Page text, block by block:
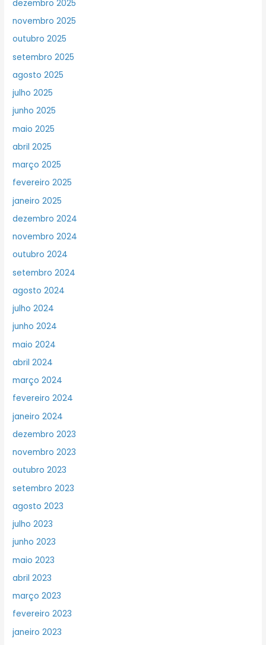
dezembro 2025
novembro 2025
outubro 2025
setembro 2025
agosto 2025
julho 2025
junho 2025
maio 2025
abril 2025
março 2025
fevereiro 2025
janeiro 2025
dezembro 2024
novembro 2024
outubro 2024
setembro 2024
agosto 2024
julho 2024
junho 2024
maio 2024
abril 2024
março 2024
fevereiro 2024
janeiro 2024
dezembro 2023
novembro 2023
outubro 2023
setembro 2023
agosto 2023
julho 2023
junho 2023
maio 2023
abril 2023
março 2023
fevereiro 2023
janeiro 2023